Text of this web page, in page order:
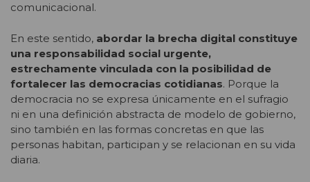
comunicacional.
En este sentido, abordar la brecha digital constituye
una responsabilidad social urgente,
estrechamente vinculada con la posibilidad de
fortalecer las democracias cotidianas. Porque la
democracia no se expresa únicamente en el sufragio
ni en una definición abstracta de modelo de gobierno,
sino también en las formas concretas en que las
personas habitan, participan y se relacionan en su vida
diaria.